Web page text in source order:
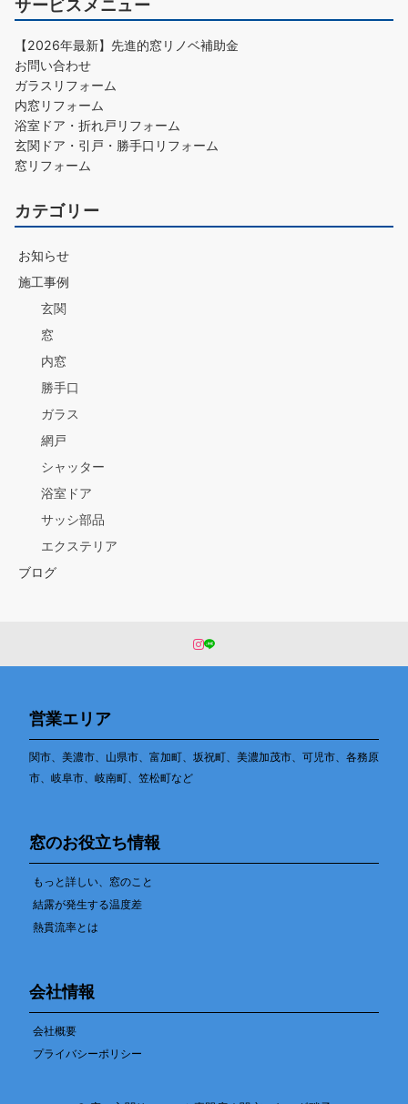
サービスメニュー
【2026年最新】先進的窓リノベ補助金
お問い合わせ
ガラスリフォーム
内窓リフォーム
浴室ドア・折れ戸リフォーム
玄関ドア・引戸・勝手口リフォーム
窓リフォーム
カテゴリー
お知らせ
施工事例
玄関
窓
内窓
勝手口
ガラス
網戸
シャッター
浴室ドア
サッシ部品
エクステリア
ブログ
営業エリア
関市、美濃市、山県市、富加町、坂祝町、美濃加茂市、可児市、各務原
市、岐阜市、岐南町、笠松町など
窓のお役立ち情報
もっと詳しい、窓のこと
結露が発生する温度差
熱貫流率とは
会社情報
会社概要
プライバシーポリシー